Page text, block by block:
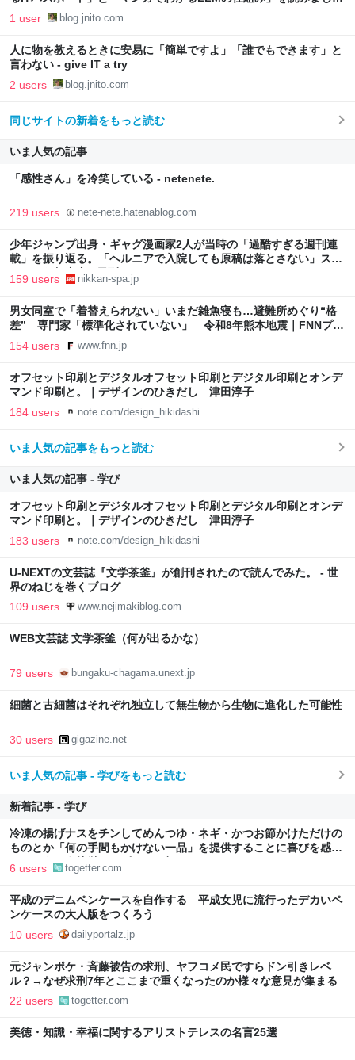
- give IT a try
1 user blog.jnito.com
人に物を教えるときに安易に「簡単ですよ」「誰でもできます」と
言わない - give IT a try
2 users blog.jnito.com
同じサイトの新着をもっと読む
いま人気の記事
「感性さん」を冷笑している - netenete.
219 users nete-nete.hatenablog.com
少年ジャンプ出身・ギャグ漫画家2人が当時の「過酷すぎる週刊連
載」を振り返る。「ヘルニアで入院しても原稿は落とさない」スト
イックな舞台裏 | 日刊SPA!
159 users nikkan-spa.jp
男女同室で「着替えられない」いまだ雑魚寝も…避難所めぐり“格
差” 専門家「標準化されていない」 令和8年熊本地震｜FNNプラ
イムオンライン
154 users www.fnn.jp
オフセット印刷とデジタルオフセット印刷とデジタル印刷とオンデ
マンド印刷と。｜デザインのひきだし 津田淳子
184 users note.com/design_hikidashi
いま人気の記事をもっと読む
いま人気の記事 - 学び
オフセット印刷とデジタルオフセット印刷とデジタル印刷とオンデ
マンド印刷と。｜デザインのひきだし 津田淳子
183 users note.com/design_hikidashi
U-NEXTの文芸誌『文学茶釜』が創刊されたので読んでみた。 - 世
界のねじを巻くブログ
109 users www.nejimakiblog.com
WEB文芸誌 文学茶釜（何が出るかな）
79 users bungaku-chagama.unext.jp
細菌と古細菌はそれぞれ独立して無生物から生物に進化した可能性
30 users gigazine.net
いま人気の記事 - 学びをもっと読む
新着記事 - 学び
冷凍の揚げナスをチンしてめんつゆ・ネギ・かつお節かけただけの
ものとか「何の手間もかけない一品」を提供することに喜びを感じ
る…こういう簡単レシピもっと知りたい
6 users togetter.com
平成のデニムペンケースを自作する 平成女児に流行ったデカいペ
ンケースの大人版をつくろう
10 users dailyportalz.jp
元ジャンポケ・斉藤被告の求刑、ヤフコメ民ですらドン引きレベ
ル？→なぜ求刑7年とここまで重くなったのか様々な意見が集まる
22 users togetter.com
美徳・知識・幸福に関するアリストテレスの名言25選